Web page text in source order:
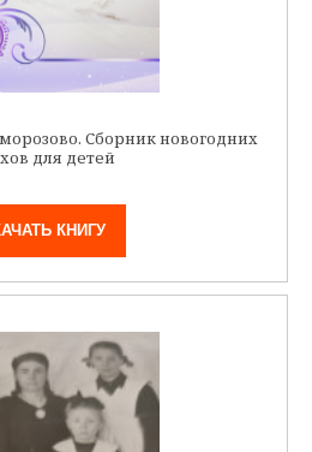
Сборник новогодних
для детей
КНИГУ